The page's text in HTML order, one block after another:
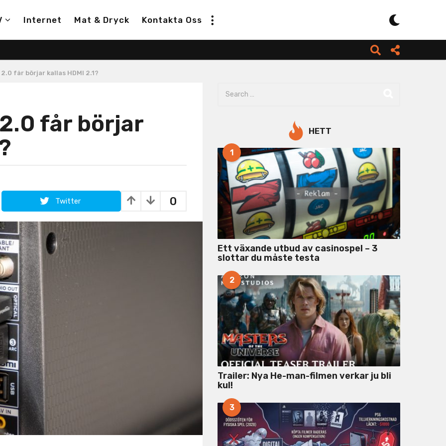
Internet Mat & Dryck Kontakta Oss
2.0 får börjar kallas HDMI 2.1?
2.0 får börjar
0
Twitter
o
r
:
HETT
1
Ett växande utbud av casinospel – 3
slottar du måste testa
2
Trailer: Nya He-man-filmen verkar ju bli
kul!
3